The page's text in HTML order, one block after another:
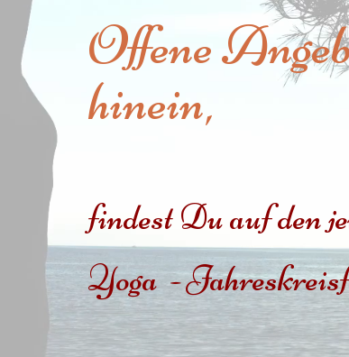
Offene
hinein,
findest Du auf den
Yoga -